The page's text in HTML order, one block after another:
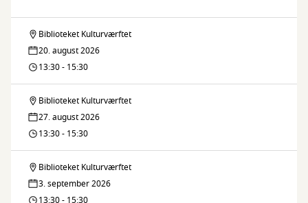
Håndarbejdscafé
på
Kulturværftet
Biblioteket Kulturværftet
20. august 2026
13:30 - 15:30
Håndarbejdscafé
på
Kulturværftet
Biblioteket Kulturværftet
27. august 2026
13:30 - 15:30
Håndarbejdscafé
på
Biblioteket Kulturværftet
3. september 2026
13:30 - 15:30